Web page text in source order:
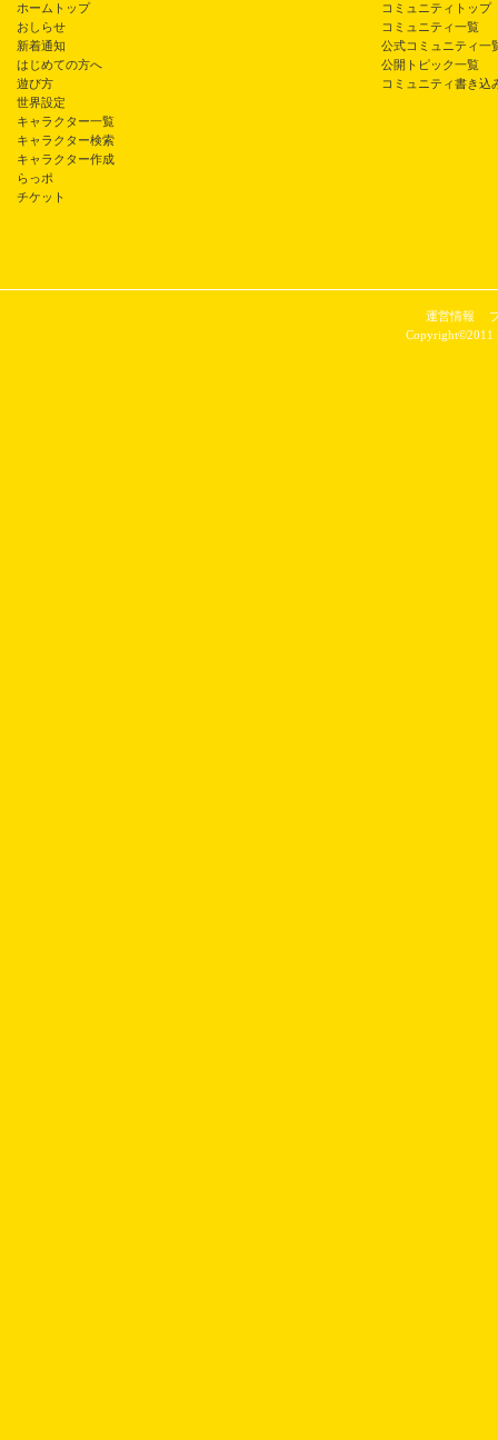
ホームトップ
おしらせ
新着通知
はじめての方へ
遊び方
世界設定
キャラクター一覧
キャラクター検索
キャラクター作成
らっポ
チケット
コミュニティトップ
コミュニティ一覧
公式コミュニティ一
公開トピック一覧
コミュニティ書き込
運営情報
Copyright©2011